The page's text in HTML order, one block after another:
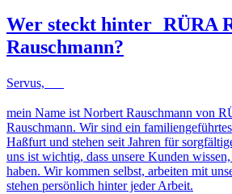
Wer steckt hinter RÜRA
Rauschmann?
Servus,
mein Name ist Norbert Rauschmann von
Rauschmann. Wir sind ein
Haßfurt und stehen seit Jahren für
uns ist wichtig, dass unsere Kunden
haben. Wir kommen selbst, arbeiten mit
stehen persönlich hinter jeder Arbeit.